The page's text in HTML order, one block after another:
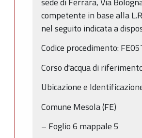
competente in base alla
nel seguito indicata a
Codice procedimento:
Corso d'acqua di
Ubicazione e
Comune Mesola (FE)
– Foglio 6 mappale 5